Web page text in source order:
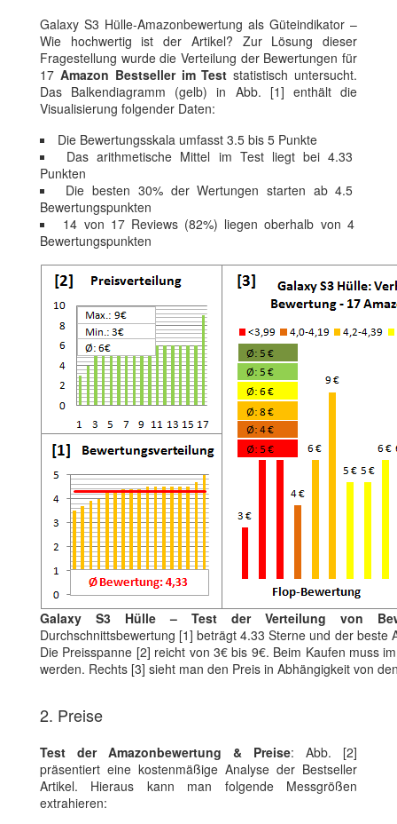
Galaxy S3 Hülle-Amazonbewertung als Güteindikator –
Wie hochwertig ist der Artikel? Zur Lösung dieser
Fragestellung wurde die Verteilung der Bewertungen für
17 Amazon Bestseller im Test statistisch untersucht.
Das Balkendiagramm (gelb) in Abb. [1] enthält die
Visualisierung folgender Daten:
Die Bewertungsskala umfasst 3.5 bis 5 Punkte
Das arithmetische Mittel im Test liegt bei 4.33
Punkten
Die besten 30% der Wertungen starten ab 4.5
Bewertungspunkten
14 von 17 Reviews (82%) liegen oberhalb von 4
Bewertungspunkten
Galaxy S3 Hülle – Test der Verteilung von
Durchschnittsbewertung [1] beträgt 4.33 Sterne und der beste
Die Preisspanne [2] reicht von 3€ bis 9€. Beim Kaufen muss
werden. Rechts [3] sieht man den Preis in Abhängigkeit von
2. Preise
Test der Amazonbewertung & Preise: Abb. [2]
präsentiert eine kostenmäßige Analyse der Bestseller
Artikel. Hieraus kann man folgende Messgrößen
extrahieren: